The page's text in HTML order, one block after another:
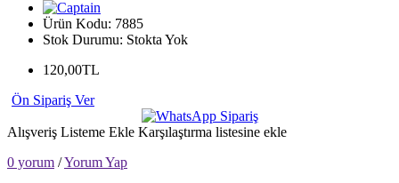
Ürün Kodu: 7885
Stok Durumu: Stokta Yok
120,00TL
Ön Sipariş Ver
Alışveriş Listeme Ekle Karşılaştırma listesine ekle
0 yorum /Yorum Yap